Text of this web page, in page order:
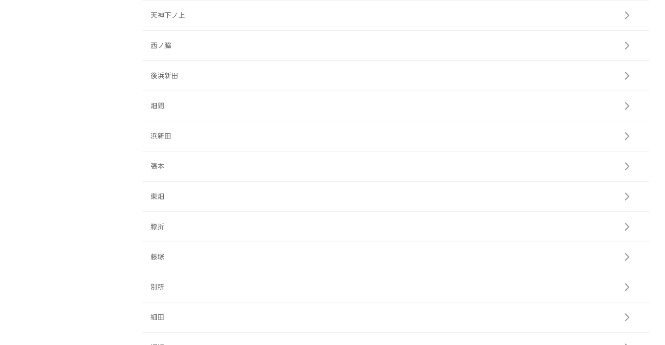
天神下ノ上
西ノ脇
後浜新田
畑間
浜新田
張本
東畑
膝折
藤塚
別所
細田